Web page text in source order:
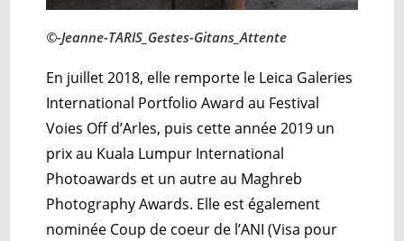
©-Jeanne-TARIS_Gestes-Gitans_Attente
En juillet 2018, elle remporte le Leica Galeries
International Portfolio Award au Festival
Voies Off d’Arles, puis cette année 2019 un
prix au Kuala Lumpur International
Photoawards et un autre au Maghreb
Photography Awards. Elle est également
nominée Coup de coeur de l’ANI (Visa pour